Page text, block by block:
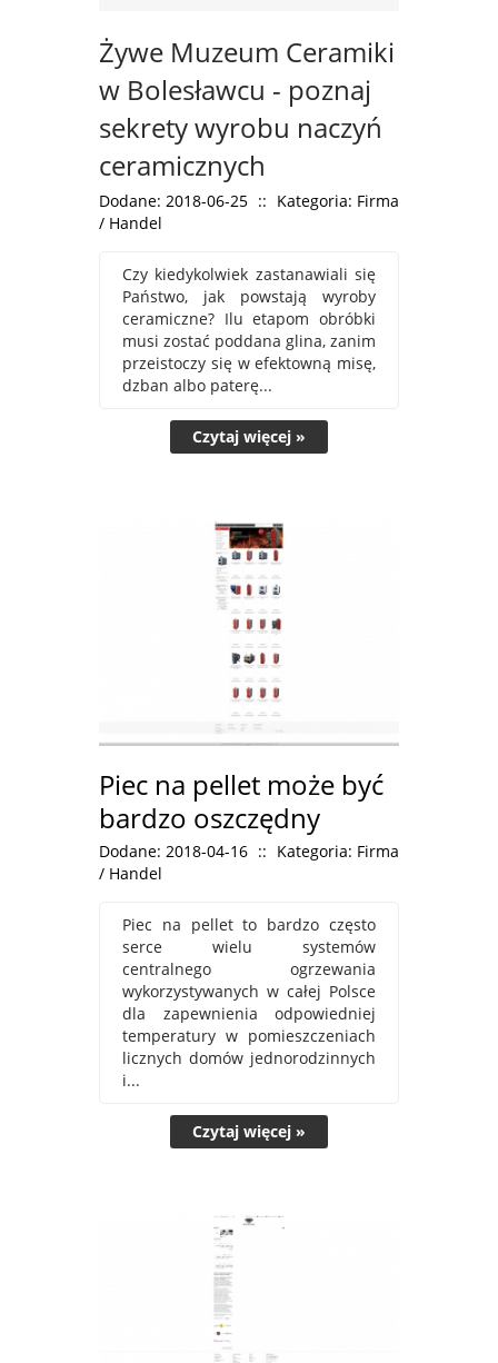
Żywe Muzeum Ceramiki
w Bolesławcu - poznaj
sekrety wyrobu naczyń
ceramicznych
Dodane: 2018-06-25 :: Kategoria: Firma
/ Handel
Czy kiedykolwiek zastanawiali się
Państwo, jak powstają wyroby
ceramiczne? Ilu etapom obróbki
musi zostać poddana glina, zanim
przeistoczy się w efektowną misę,
dzban albo paterę...
Czytaj więcej »
Piec na pellet może być
bardzo oszczędny
Dodane: 2018-04-16 :: Kategoria: Firma
/ Handel
Piec na pellet to bardzo często
serce wielu systemów
centralnego ogrzewania
wykorzystywanych w całej Polsce
dla zapewnienia odpowiedniej
temperatury w pomieszczeniach
licznych domów jednorodzinnych
i...
Czytaj więcej »